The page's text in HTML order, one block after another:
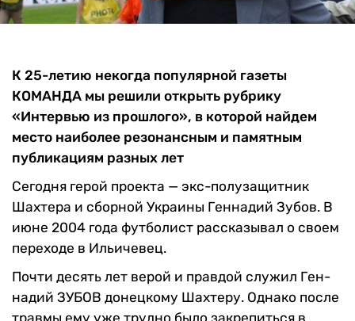
К 25-летию некогда популярной газеты
КОМАНДА мы решили открыть рубрику
«Интервью из прошлого», в которой найдем
место наиболее резонансным и памятным
публикациям разных лет
Сегодня герой проекта — экс-полузащитник
Шахтера и сборной Украины Геннадий Зубов. В
июне 2004 года футболист рассказывал о своем
переходе в Ильичевец.
Почти десять лет верой и правдой служил Ген­
надий ЗУБОВ донецкому Шахтеру. Однако после